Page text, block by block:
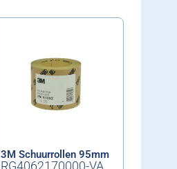
3M Schuurrollen 95mm
RG4062170000-VA